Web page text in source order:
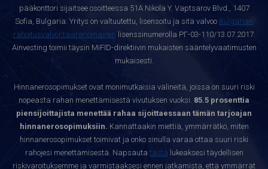
pääkonttori sijaitsee osoitteessa 51A Nikola Y. Vaptsarov Blvd., 1407
Sofia, Bulgaria. Yritys on valtuutettu, lisensoitu ja sitä valvoo Bulgarian
rahoitusvalvontaviranomainen lisenssinumerolla РГ-03-110/13.07.2017.
Ainvesting toimii täysin MiFID-direktiivin mukaisten sääntelyvaatimusten
mukaisesti.
Hinnanerosopimukset ovat monimutkaisia välineitä, joissa on suuri riski
nopeasta rahan menettämisestä vivutuksen vuoksi. 85.5 prosenttia
piensijoittajista menettää rahaa sijoittaessaan tämän tarjoajan
hinnanerosopimuksiin. Kannattaakin miettiä, ymmärrätkö, miten
hinnanerosopimukset toimivat ja onko sinulla varaa ottaa suuri riski
rahojesi menettämisestä. Napsauta tästä lukeaksesi täydellisen
riskivaroituksemme ja varmistaaksesi ennen jatkamista, että ymmärrät